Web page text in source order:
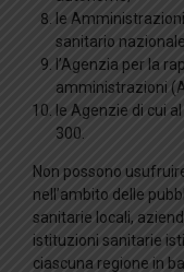
le
sanitario
l’Agenzia per la
amministrazioni
le Agenzie di cui
300.
Non possono
nell’ambito delle
sanitarie locali,
istituzioni sanitarie
ciascuna regione in